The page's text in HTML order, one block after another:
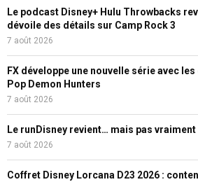
Le podcast Disney+ Hulu Throwbacks
dévoile des détails sur Camp Rock 3
7 août 2026
FX développe une nouvelle série avec
Pop Demon Hunters
7 août 2026
Le runDisney revient… mais pas
7 août 2026
Coffret Disney Lorcana D23 2026 :